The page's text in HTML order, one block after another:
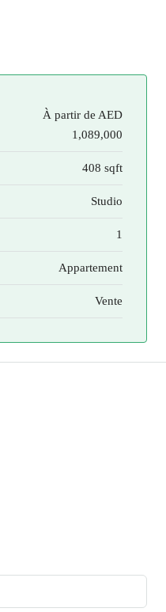
À partir de AED
1,089,000
408 sqft
Studio
1
Appartement
Vente